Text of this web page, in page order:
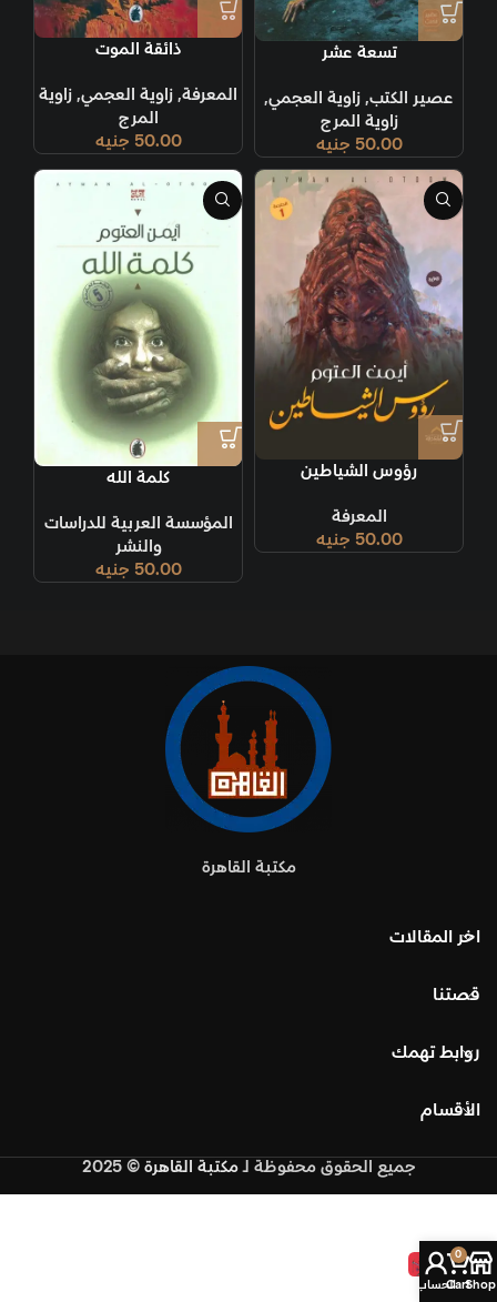
تسعة عشر
عصير الكتب, زاوية العجمي,
زاوية المرج
50.00 جنيه
ذائقة الموت
المعرفة, زاوية العجمي, زاوية
المرج
50.00 جنيه
رؤوس الشياطين
المعرفة
50.00 جنيه
كلمة الله
المؤسسة العربية للدراسات
والنشر
50.00 جنيه
مكتبة القاهرة
اخر المقالات
قصتنا
روابط تهمك
الأقسام
جميع الحقوق محفوظة لـمكتبة القاهرة © 2025
Shop
0
Cartالحساب